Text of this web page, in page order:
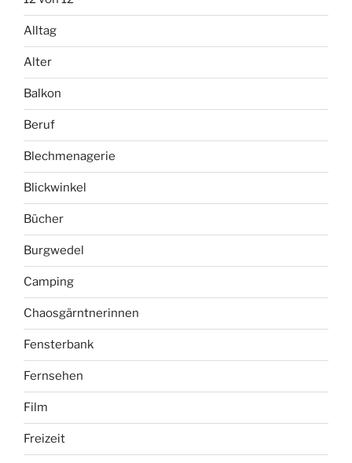
Alltag
Alter
Balkon
Beruf
Blechmenagerie
Blickwinkel
Bücher
Burgwedel
Camping
Chaosgärntnerinnen
Fensterbank
Fernsehen
Film
Freizeit